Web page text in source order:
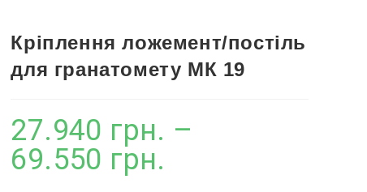
Кріплення ложемент/постіль
для гранатомету МК 19
27.940 грн. –
69.550 грн.